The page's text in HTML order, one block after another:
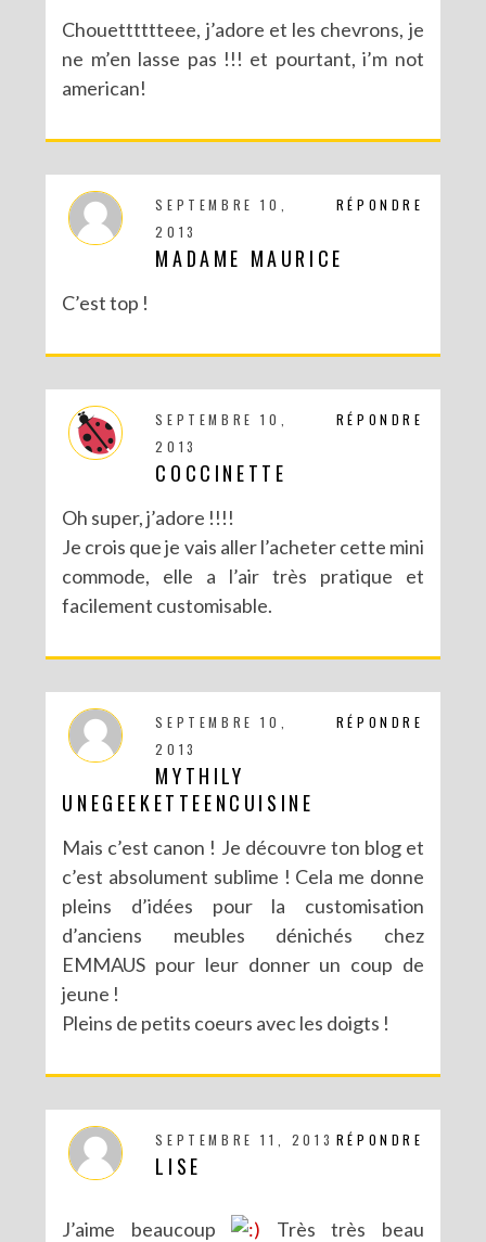
Chouetttttteee, j’adore et les chevrons, je
ne m’en lasse pas !!! et pourtant, i’m not
american!
RÉPONDRE
SEPTEMBRE 10,
2013
MADAME MAURICE
C’est top !
RÉPONDRE
SEPTEMBRE 10,
2013
COCCINETTE
Oh super, j’adore !!!!
Je crois que je vais aller l’acheter cette mini
commode, elle a l’air très pratique et
facilement customisable.
RÉPONDRE
SEPTEMBRE 10,
2013
MYTHILY
UNEGEEKETTEENCUISINE
Mais c’est canon ! Je découvre ton blog et
c’est absolument sublime ! Cela me donne
pleins d’idées pour la customisation
d’anciens meubles dénichés chez
EMMAUS pour leur donner un coup de
jeune !
Pleins de petits coeurs avec les doigts !
RÉPONDRE
SEPTEMBRE 11, 2013
LISE
J’aime beaucoup
Très très beau